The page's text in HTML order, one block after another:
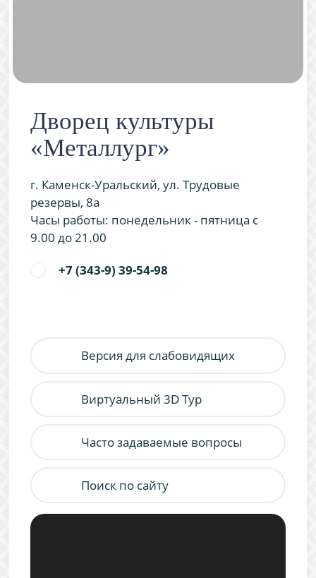
Дворец культуры
«Металлург»
г. Каменск-Уральский, ул. Трудовые
резервы, 8а
Часы работы: понедельник - пятница с
9.00 до 21.00
+7 (343-9) 39-54-98
Версия для слабовидящих
Виртуальный 3D Тур
Часто задаваемые вопросы
Поиск по сайту